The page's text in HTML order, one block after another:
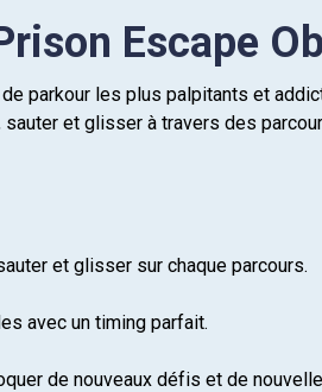
Escape
parkour les plus palpitants et
et glisser à travers des
et glisser sur chaque parcours.
avec un timing parfait.
de nouveaux défis et de